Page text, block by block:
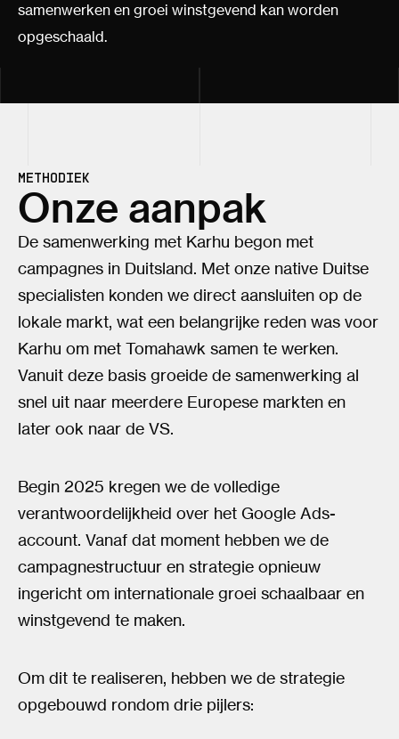
samenwerken en groei winstgevend kan worden
opgeschaald.
METHODIEK
Onze aanpak
De samenwerking met Karhu begon met
campagnes in Duitsland. Met onze native Duitse
specialisten konden we direct aansluiten op de
lokale markt, wat een belangrijke reden was voor
Karhu om met Tomahawk samen te werken.
Vanuit deze basis groeide de samenwerking al
snel uit naar meerdere Europese markten en
later ook naar de VS.
Begin 2025 kregen we de volledige
verantwoordelijkheid over het Google Ads-
account. Vanaf dat moment hebben we de
campagnestructuur en strategie opnieuw
ingericht om internationale groei schaalbaar en
winstgevend te maken.
Om dit te realiseren, hebben we de strategie
opgebouwd rondom drie pijlers: